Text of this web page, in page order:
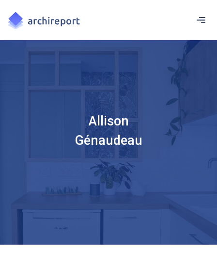
Allison
Génaudeau